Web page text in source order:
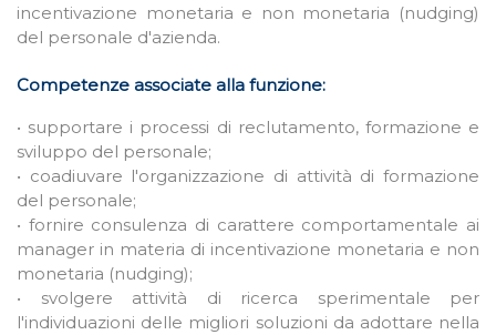
incentivazione monetaria e non monetaria (nudging)
del personale d'azienda.
Competenze associate alla funzione:
• supportare i processi di reclutamento, formazione e
sviluppo del personale;
• coadiuvare l'organizzazione di attività di formazione
del personale;
• fornire consulenza di carattere comportamentale ai
manager in materia di incentivazione monetaria e non
monetaria (nudging);
• svolgere attività di ricerca sperimentale per
l'individuazioni delle migliori soluzioni da adottare nella